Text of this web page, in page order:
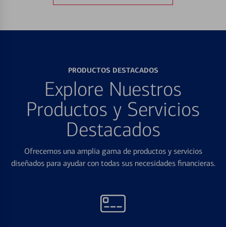
PRODUCTOS DESTACADOS
Explore Nuestros
Productos y Servicios
Destacados
Ofrecemos una amplia gama de productos y servicios
diseñados para ayudar con todas sus necesidades financieras.